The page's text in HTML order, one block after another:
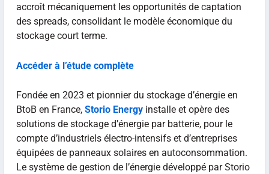
accroît mécaniquement les opportunités de captation
des spreads, consolidant le modèle économique du
stockage court terme.
Accéder à l’étude complète
Fondée en 2023 et pionnier du stockage d’énergie en
BtoB en France, Storio Energy installe et opère des
solutions de stockage d’énergie par batterie, pour le
compte d’industriels électro-intensifs et d’entreprises
équipées de panneaux solaires en autoconsommation.
Le système de gestion de l’énergie développé par Storio